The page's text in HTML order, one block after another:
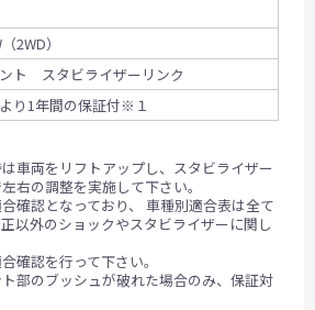
2WD）
ト スタビライザーリンク
り1年間の保証付※１
車両をリフトアップし、スタビライザー
右の調整を実施して下さい。
確認となっており、 車種別適合表は全て
以外のショックやスタビライザーに関し
確認を行って下さい。
部のブッシュが破れた場合のみ、保証対